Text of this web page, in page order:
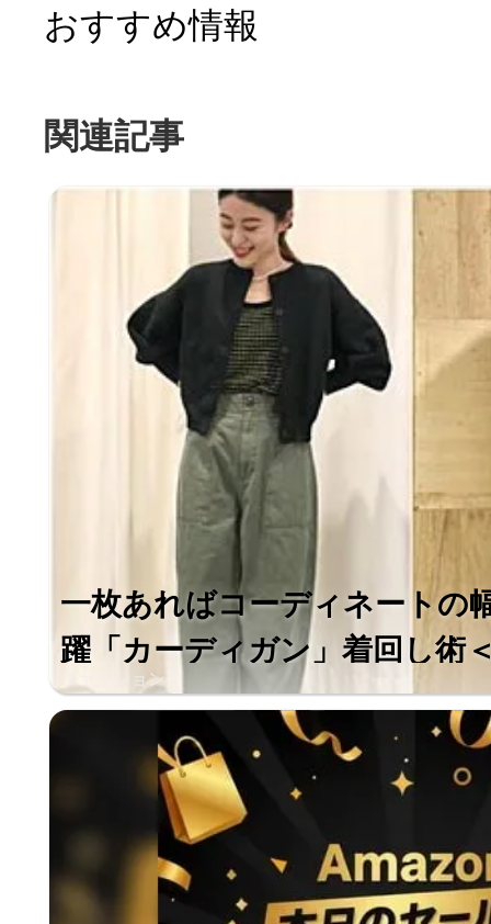
おすすめ情報
関連記事
一枚あればコーディネートの
躍「カーディガン」着回し術
ファッション